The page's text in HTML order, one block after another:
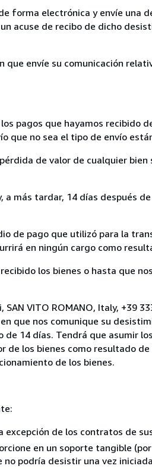
forma electrónica y envíe una
acuse de recibo de dicho
que envíe su comunicación
pagos que hayamos recibido
que no sea el tipo de envío
de valor de cualquier
más tardar, 14 días después
de pago que utilizó para la
en ningún cargo como
los bienes o hasta que
VITO ROMANO, Italy, +39
que nos comunique su
14 días. Tendrá que asumir
de los bienes como resultado
de los bienes.
de los contratos de
en un soporte tangible (por
podría desistir una vez